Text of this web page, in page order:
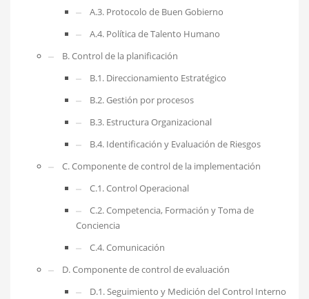
A.3. Protocolo de Buen Gobierno
A.4. Política de Talento Humano
B. Control de la planificación
B.1. Direccionamiento Estratégico
B.2. Gestión por procesos
B.3. Estructura Organizacional
B.4. Identificación y Evaluación de Riesgos
C. Componente de control de la implementación
C.1. Control Operacional
C.2. Competencia, Formación y Toma de
Conciencia
C.4. Comunicación
D. Componente de control de evaluación
D.1. Seguimiento y Medición del Control Interno